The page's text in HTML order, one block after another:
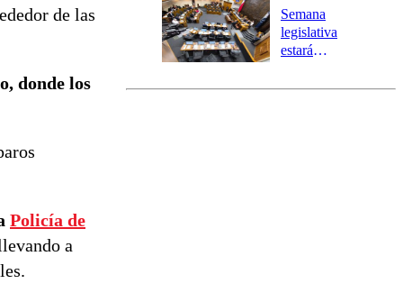
de las
donde los
Policía de
a
Preventiva en
tres comunas
Semana
legislativa
estará
el fin de la